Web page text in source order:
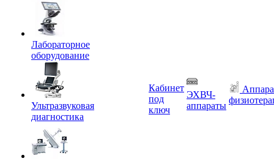
Лабораторное
оборудование
Ультразвуковая
диагностика
Кабинет
под
ключ
ЭХВЧ-
аппараты